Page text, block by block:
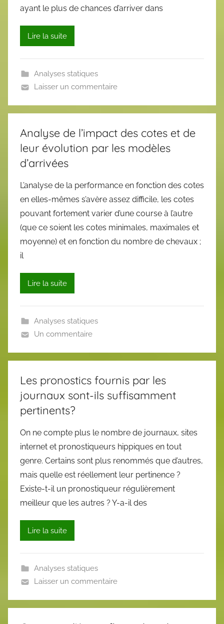
ayant le plus de chances d’arriver dans
Lire la suite
Analyses statiques
Laisser un commentaire
Analyse de l’impact des cotes et de
leur évolution par les modèles
d’arrivées
L’analyse de la performance en fonction des cotes
en elles-mêmes s’avère assez difficile, les cotes
pouvant fortement varier d’une course à l’autre
(que ce soient les cotes minimales, maximales et
moyenne) et en fonction du nombre de chevaux ;
il
Lire la suite
Analyses statiques
Un commentaire
Les pronostics fournis par les
journaux sont-ils suffisamment
pertinents?
On ne compte plus le nombre de journaux, sites
internet et pronostiqueurs hippiques en tout
genre. Certains sont plus renommés que d’autres,
mais quelle est réellement leur pertinence ?
Existe-t-il un pronostiqueur régulièrement
meilleur que les autres ? Y-a-il des
Lire la suite
Analyses statiques
Laisser un commentaire